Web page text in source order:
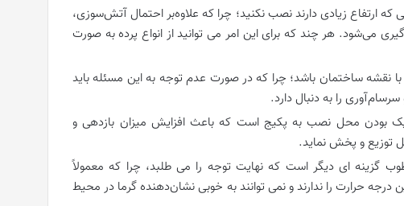
که ارتفاع زیادی دارند نصب نکنید؛ چرا که علاوه‌بر احتمال آتش‌سوزی،
می‌شود. هر چند که برای این امر می توانید از انواع پرده به صورت
نقشه ساختمان باشد؛ چرا که در صورت عدم توجه به این مسئله باید
را به دنبال دارد.
بودن محل نصب به پکیج است که باعث افزایش میزان بازدهی و
توزیع و پخش نماید.
گزینه ای دیگر است که نهایت توجه را می طلبد، چرا که معمولاً
حرارت را ندارند و نمی توانند به خوبی نشان‌دهنده گرما در محیط